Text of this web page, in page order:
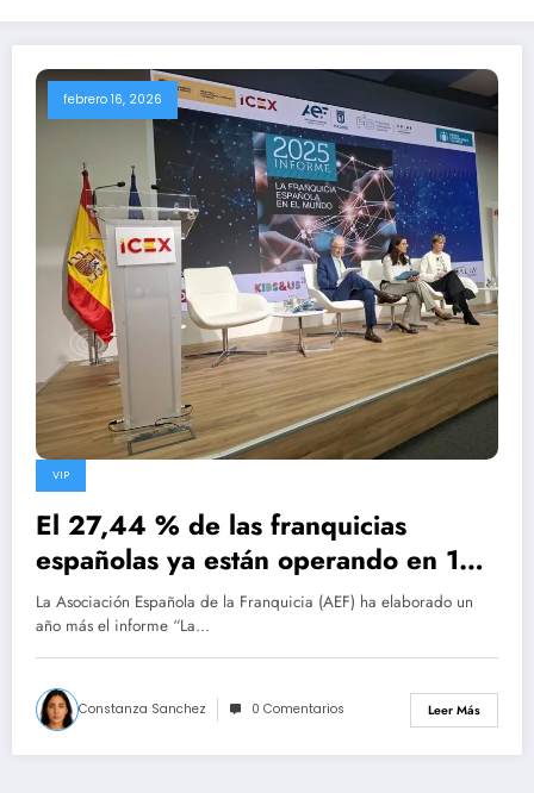
febrero 16, 2026
VIP
El 27,44 % de las franquicias
españolas ya están operando en 139
países
La Asociación Española de la Franquicia (AEF) ha elaborado un
año más el informe “La…
Constanza Sanchez 0 Comentarios Leer Más